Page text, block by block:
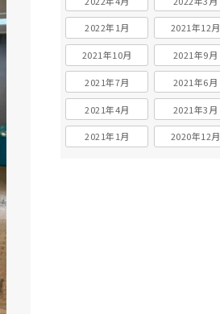
2022年1月 2021年12月
2021年10月 2021年9月
2021年7月 2021年6月
2021年4月 2021年3月
2021年1月 2020年12月